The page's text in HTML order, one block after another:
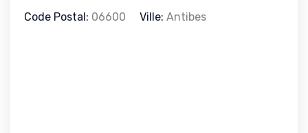
Code Postal: 06600 Ville: Antibes